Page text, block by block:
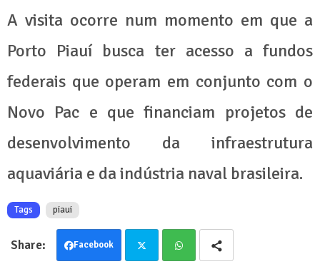
A visita ocorre num momento em que a
Porto Piauí busca ter acesso a fundos
federais que operam em conjunto com o
Novo Pac e que financiam projetos de
desenvolvimento da infraestrutura
aquaviária e da indústria naval brasileira.
Tags piaui
Facebook